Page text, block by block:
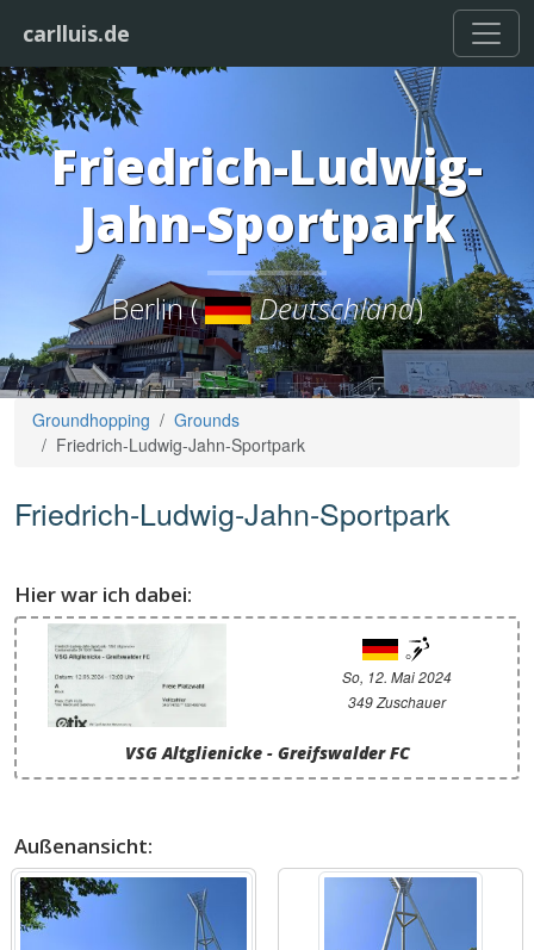
carlluis.de
Friedrich-Ludwig-
Jahn-Sportpark
Berlin ( Deutschland)
Groundhopping
Grounds
Friedrich-Ludwig-Jahn-Sportpark
Friedrich-Ludwig-Jahn-Sportpark
Hier war ich dabei:
So, 12. Mai 2024
349 Zuschauer
VSG Altglienicke - Greifswalder FC
Außenansicht: